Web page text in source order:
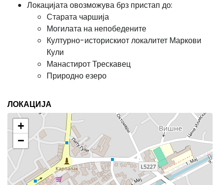
Локацијата овозможува брз пристап до:
Старата чаршија
Могилата на непобедените
Културно-историскиот локалитет Маркови
Кули
Манастирот Трескавец
Природно езеро
ЛОКАЦИЈА
+
−